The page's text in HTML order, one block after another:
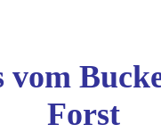
vom
Forst